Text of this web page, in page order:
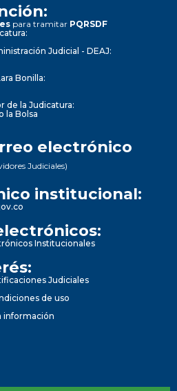
para tramitar PQRSDF
Judicial - DEAJ:
Bonilla:
de la Judicatura:
la Bolsa
electrónico
Judiciales)
institucional:
Institucionales
Judiciales
de uso
información